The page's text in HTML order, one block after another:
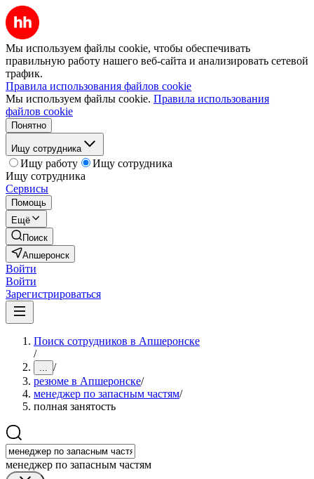
Мы используем файлы cookie, чтобы обеспечивать
правильную работу нашего веб-сайта и анализировать сетевой
трафик.
Правила использования файлов cookie
Мы используем файлы cookie. Правила использования
файлов cookie
Понятно
Ищу сотрудника
Ищу работу
Ищу сотрудника
Ищу сотрудника
Сервисы
Помощь
Ещё
Поиск
Апшеронск
Войти
Войти
Зарегистрироваться
Поиск сотрудников в Апшеронске
/
... /
резюме в Апшеронске/
менеджер по запасным частям/
полная занятость
менеджер по запасным частям